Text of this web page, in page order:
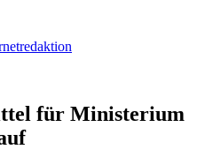
Fenster)
Fenster)
von 8,8 Milliarden Euro
Regierungsansatz in seinen
Fenster), 20/1626
(Dokument,
standen dem Ministerium 8,74